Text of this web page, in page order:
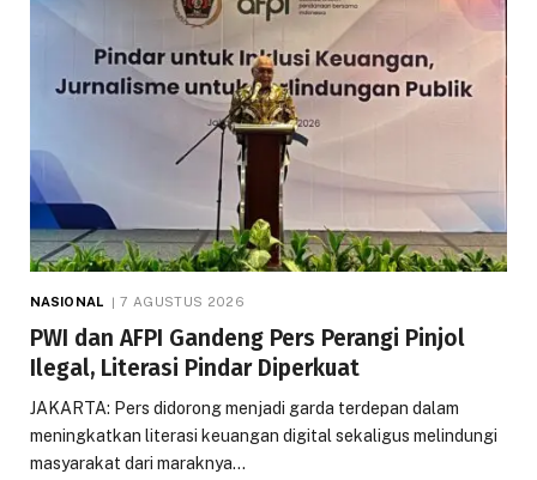
NASIONAL 7 AGUSTUS 2026
PWI dan AFPI Gandeng Pers Perangi Pinjol
Ilegal, Literasi Pindar Diperkuat
JAKARTA: Pers didorong menjadi garda terdepan dalam
meningkatkan literasi keuangan digital sekaligus melindungi
masyarakat dari maraknya…